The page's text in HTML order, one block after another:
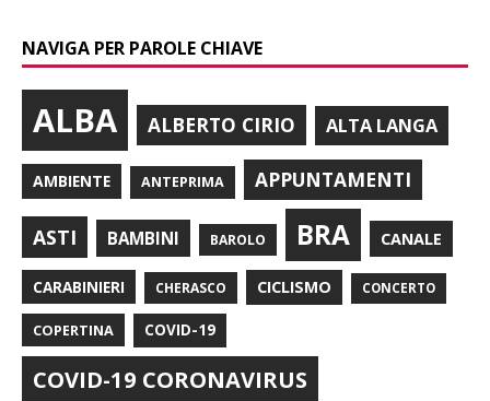
NAVIGA PER PAROLE CHIAVE
ALBA ALBERTO CIRIO ALTA LANGA
AMBIENTE ANTEPRIMA APPUNTAMENTI
ASTI BAMBINI BAROLO BRA CANALE
CARABINIERI CHERASCO CICLISMO CONCERTO
COPERTINA COVID-19
COVID-19 CORONAVIRUS